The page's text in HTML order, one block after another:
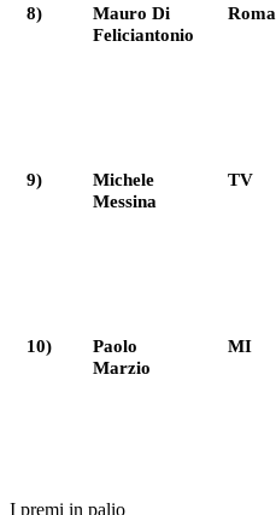
8)
Mauro Di
Feliciantonio
Roma
9)
Michele
Messina
TV
10)
Paolo
Marzio
MI
I premi in palio